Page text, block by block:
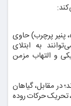
پنیر پرچرب) حاوی
به ابتلای
و التهاب مزمن
در مقابل، گیاهان
تحریک حرکات روده